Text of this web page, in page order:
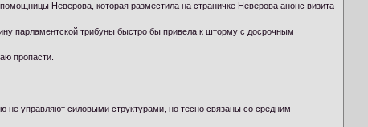
Неверова, которая разместила на страничке Неверова анонс визита
парламентской трибуны быстро бы привела к шторму с досрочным
пропасти.
не управляют силовыми структурами, но тесно связаны со средним